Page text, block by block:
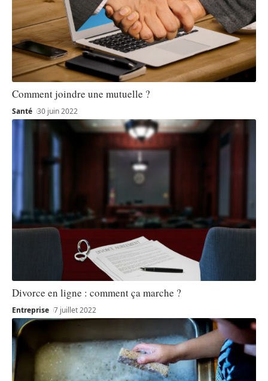
Comment joindre une mutuelle ?
Santé 30 juin 2022
Divorce en ligne : comment ça marche ?
Entreprise 7 juillet 2022